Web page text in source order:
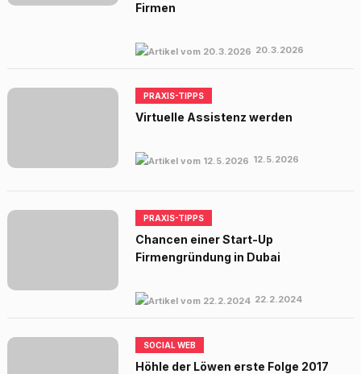
Firmen
20.3.2026
PRAXIS-TIPPS
Virtuelle Assistenz werden
12.5.2026
PRAXIS-TIPPS
Chancen einer Start-Up
Firmengründung in Dubai
22.2.2024
SOCIAL WEB
Höhle der Löwen erste Folge 2017